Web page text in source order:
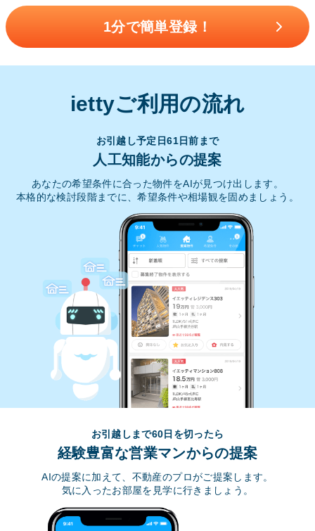
1分で簡単登録！
iettyご利用の流れ
お引越し予定日61日前まで
人工知能からの提案
あなたの希望条件に合った物件をAIが見つけ出します。
本格的な検討段階までに、希望条件や相場観を固めましょう。
お引越しまで60日を切ったら
経験豊富な営業マンからの提案
AIの提案に加えて、不動産のプロがご提案します。
気に入ったお部屋を見学に行きましょう。